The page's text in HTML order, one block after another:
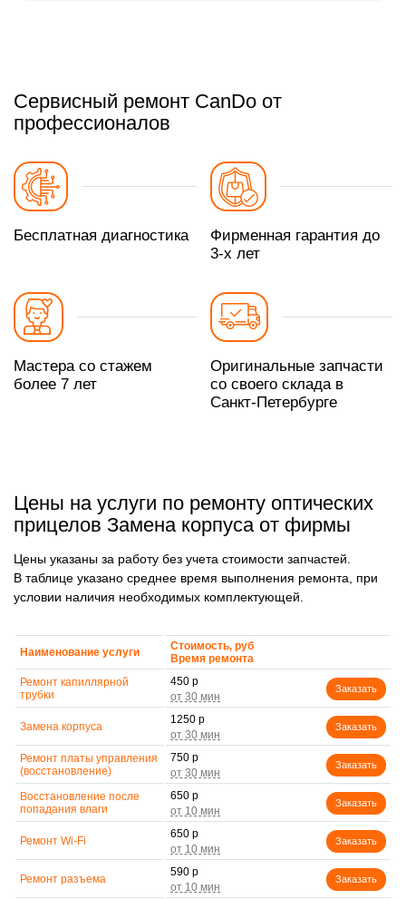
Сервисный ремонт CanDo от
профессионалов
Бесплатная диагностика
Фирменная гарантия до
3-х лет
Мастера со стажем
более 7 лет
Оригинальные запчасти
со своего склада в
Санкт-Петербурге
Цены на услуги по ремонту оптических
прицелов Замена корпуса от фирмы
Цены указаны за работу без учета стоимости запчастей.
В таблице указано среднее время выполнения ремонта, при
условии наличия необходимых комплектующей.
Наименование услуги
Стоимость, руб
Время ремонта
Ремонт капиллярной
трубки
450 р
Заказать
Замена корпуса
1250 р
Заказать
Ремонт платы управления
(восстановление)
750 р
Заказать
Восстановление после
попадания влаги
650 р
Заказать
Ремонт Wi-Fi
650 р
Заказать
Ремонт разъема
590 р
Заказать